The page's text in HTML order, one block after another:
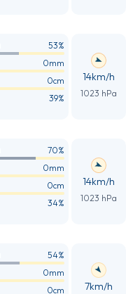
53%
0mm
0cm
39%
14km/h
1023 hPa
70%
0mm
0cm
34%
14km/h
1023 hPa
54%
0mm
0cm 7km/h